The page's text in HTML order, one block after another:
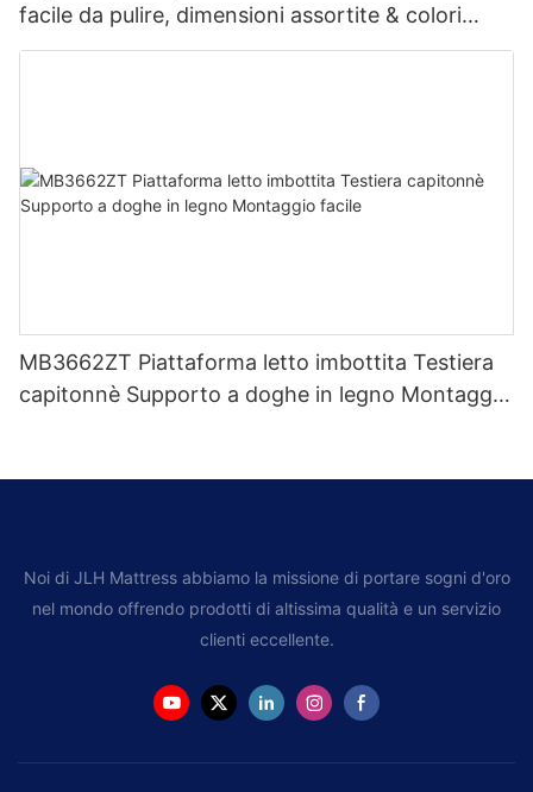
facile da pulire, dimensioni assortite & colori
prezzo di fabbrica - Mobili JLH
MB3662ZT Piattaforma letto imbottita Testiera
capitonnè Supporto a doghe in legno Montaggio
Noi di JLH Mattress abbiamo la missione di portare sogni d'oro
nel mondo offrendo prodotti di altissima qualità e un servizio
clienti eccellente.